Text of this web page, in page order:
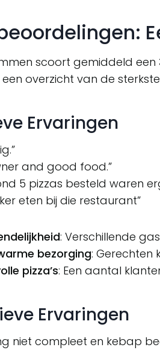
scoort gemiddeld
een overzicht van de
Ervaringen
and good food.”
5 pizzas besteld waren
eten bij die restaurant”
: Verschillende
bezorging: Gerechten
pizza’s: Een aantal
Ervaringen
niet compleet en kebap